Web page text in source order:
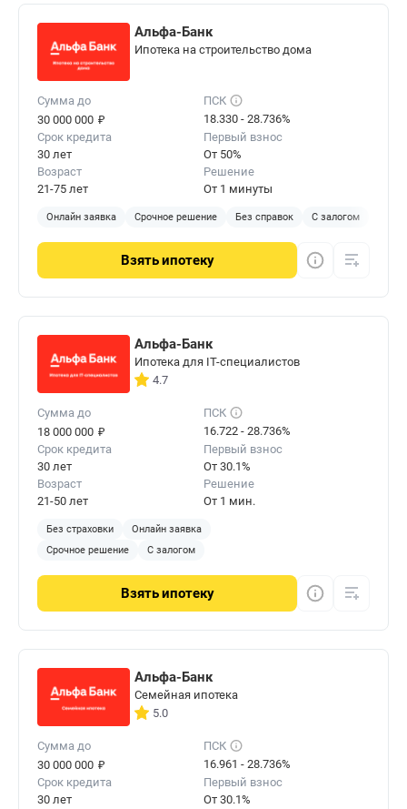
Альфа-Банк
Ипотека на строительство дома
Сумма до
30 000 000 ₽
ПСК
18.330 - 28.736%
Срок кредита
30 лет
Первый взнос
От 50%
Возраст
21-75 лет
Решение
От 1 минуты
Онлайн заявка Срочное решение Без справок С залогом
Взятьипотеку
Альфа-Банк
Ипотека для IT-специалистов
4.7
Сумма до
18 000 000 ₽
ПСК
16.722 - 28.736%
Срок кредита
30 лет
Первый взнос
От 30.1%
Возраст
21-50 лет
Решение
От 1 мин.
Без страховки
Онлайн заявка
Срочное решение
С залогом
Взятьипотеку
Альфа-Банк
Семейная ипотека
5.0
Сумма до
30 000 000 ₽
ПСК
16.961 - 28.736%
Срок кредита
30 лет
Первый взнос
От 30.1%